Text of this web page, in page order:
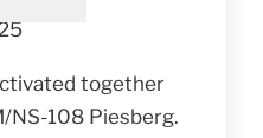
together
NS-108 Piesberg.